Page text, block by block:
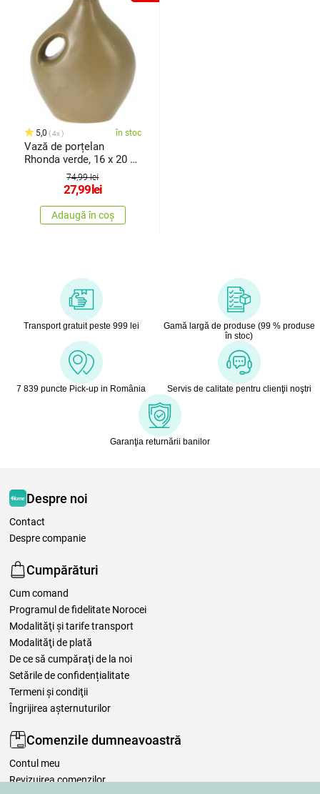
5,0 4x în stoc
Vază de porțelan
Rhonda verde, 16 x 20 x
74,99 lei
27,99lei
Adaugă în coș
Transport gratuit peste 999 lei
Gamă largă de produse (99 % produse
în stoc)
7 839 puncte Pick-up in România Servis de calitate pentru clienţii noştri
Garanţia returnării banilor
Despre noi
Contact
Despre companie
Cumpărături
Cum comand
Programul de fidelitate Norocei
Modalităţi şi tarife transport
Modalităţi de plată
De ce să cumpăraţi de la noi
Setările de confidențialitate
Termeni şi condiţii
Îngrijirea așternuturilor
Comenzile dumneavoastră
Contul meu
Revizuirea comenzilor